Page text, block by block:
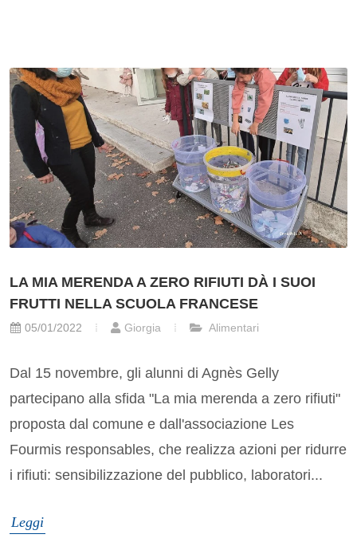
LA MIA MERENDA A ZERO RIFIUTI DÀ I SUOI
FRUTTI NELLA SCUOLA FRANCESE
05/01/2022 Giorgia Alimentari
Dal 15 novembre, gli alunni di Agnès Gelly
partecipano alla sfida "La mia merenda a zero rifiuti"
proposta dal comune e dall'associazione Les
Fourmis responsables, che realizza azioni per ridurre
i rifiuti: sensibilizzazione del pubblico, laboratori...
Leggi